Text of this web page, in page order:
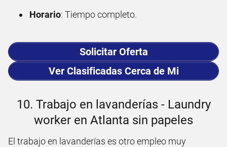
Horario: Tiempo completo.
Solicitar Oferta
Ver Clasificadas Cerca de Mi
10. Trabajo en lavanderías - Laundry
worker en Atlanta sin papeles
El trabajo en lavanderías es otro empleo muy